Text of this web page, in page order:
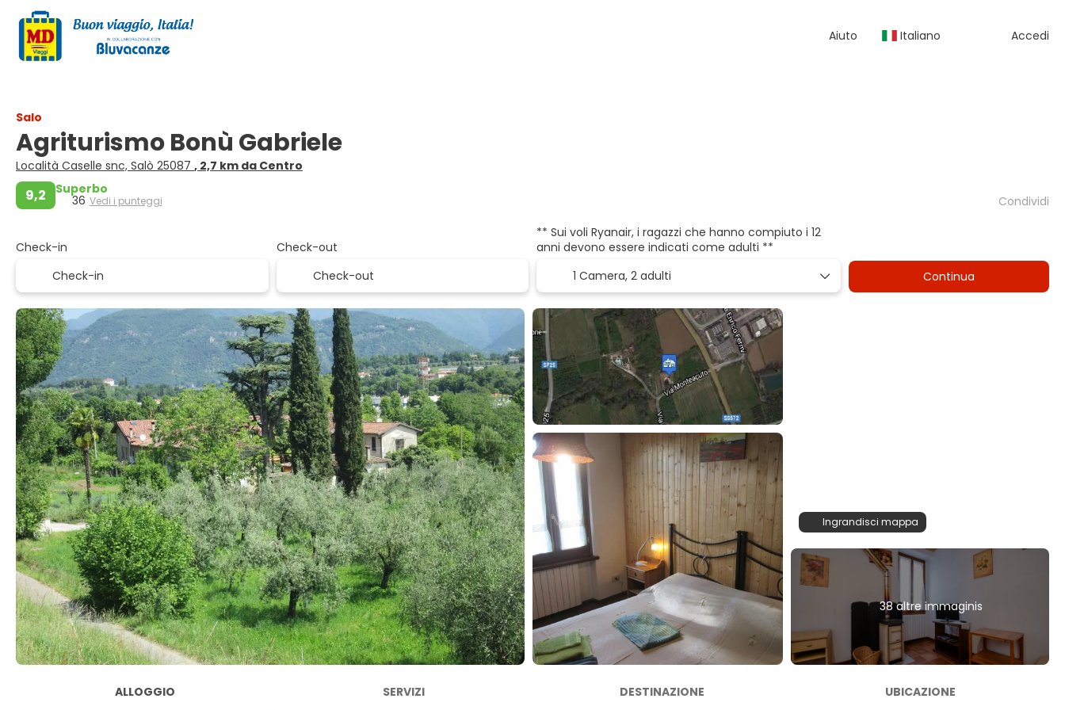
Aiuto Italiano Accedi
Salo
Agriturismo Bonù Gabriele
Località Caselle snc, Salò 25087 , 2,7 km da Centro
9,2 Superbo
36 Vedi i punteggi Condividi
Check-in Check-out
** Sui voli Ryanair, i ragazzi che hanno compiuto i 12
anni devono essere indicati come adulti **
1 Camera, 2 adulti Continua
Ingrandisci mappa
38 altre immaginis
ALLOGGIO SERVIZI DESTINAZIONE UBICAZIONE